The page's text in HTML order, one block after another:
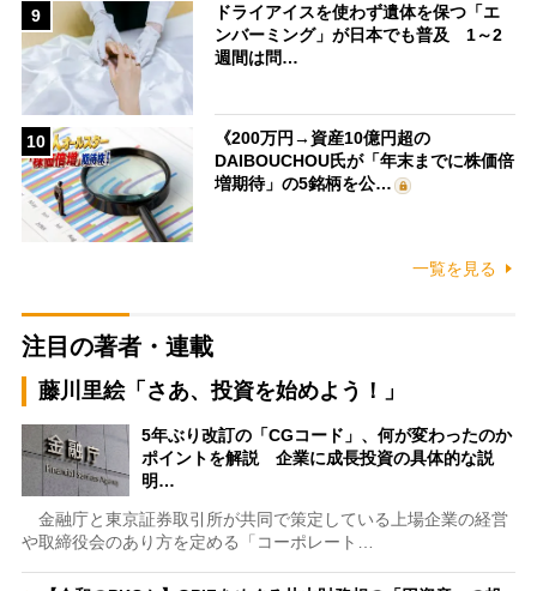
9
ドライアイスを使わず遺体を保つ「エ
ンバーミング」が日本でも普及 1～2
週間は問…
10
《200万円→資産10億円超の
DAIBOUCHOU氏が「年末までに株価倍
増期待」の5銘柄を公…
一覧を見る
注目の著者・連載
藤川里絵「さあ、投資を始めよう！」
5年ぶり改訂の「CGコード」、何が変わったのか
ポイントを解説 企業に成長投資の具体的な説
明…
金融庁と東京証券取引所が共同で策定している上場企業の経営
や取締役会のあり方を定める「コーポレート…